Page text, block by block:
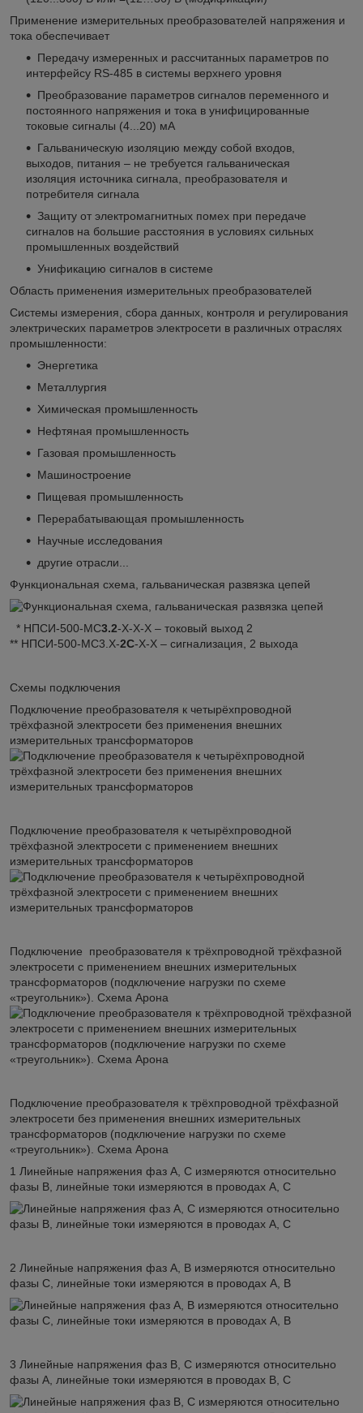
Применение измерительных преобразователей напряжения и
тока обеспечивает
Передачу измеренных и рассчитанных параметров по
интерфейсу RS-485 в системы верхнего уровня
Преобразование параметров сигналов переменного и
постоянного напряжения и тока в унифицированные
токовые сигналы (4...20) мА
Гальваническую изоляцию между собой входов,
выходов, питания – не требуется гальваническая
изоляция источника сигнала, преобразователя и
потребителя сигнала
Защиту от электромагнитных помех при передаче
сигналов на большие расстояния в условиях сильных
промышленных воздействий
Унификацию сигналов в системе
Область применения измерительных преобразователей
Системы измерения, сбора данных, контроля и регулирования
электрических параметров электросети в различных отраслях
промышленности:
Энергетика
Металлургия
Химическая промышленность
Нефтяная промышленность
Газовая промышленность
Машиностроение
Пищевая промышленность
Перерабатывающая промышленность
Научные исследования
другие отрасли...
Функциональная схема, гальваническая развязка цепей
* НПСИ-500-МС3.2-Х-Х-Х – токовый выход 2
** НПСИ-500-МС3.Х-2С-Х-Х – сигнализация, 2 выхода
Схемы подключения
Подключение преобразователя к четырёхпроводной
трёхфазной электросети без применения внешних
измерительных трансформаторов
Подключение преобразователя к четырёхпроводной
трёхфазной электросети с применением внешних
измерительных трансформаторов
Подключение преобразователя к трёхпроводной трёхфазной
электросети с применением внешних измерительных
трансформаторов (подключение нагрузки по схеме
«треугольник»). Схема Арона
Подключение преобразователя к трёхпроводной трёхфазной
электросети без применения внешних измерительных
трансформаторов (подключение нагрузки по схеме
«треугольник»). Схема Арона
1 Линейные напряжения фаз А, С измеряются относительно
фазы B, линейные токи измеряются в проводах А, С
2 Линейные напряжения фаз A, B измеряются относительно
фазы C, линейные токи измеряются в проводах A, B
3 Линейные напряжения фаз B, С измеряются относительно
фазы А, линейные токи измеряются в проводах B, С